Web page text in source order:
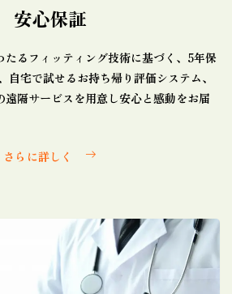
安心保証
たるフィッティング技術に基づく、5年保
自宅で試せるお持ち帰り評価システム、
遠隔サービスを用意し安心と感動をお届
さらに詳しく